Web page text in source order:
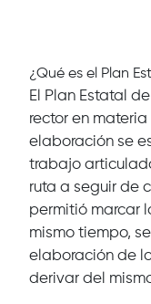
¿Qué es el Plan
El Plan Estatal
rector en
elaboración se
trabajo
ruta a seguir de
permitió marcar
mismo tiempo,
elaboración de
derivar del